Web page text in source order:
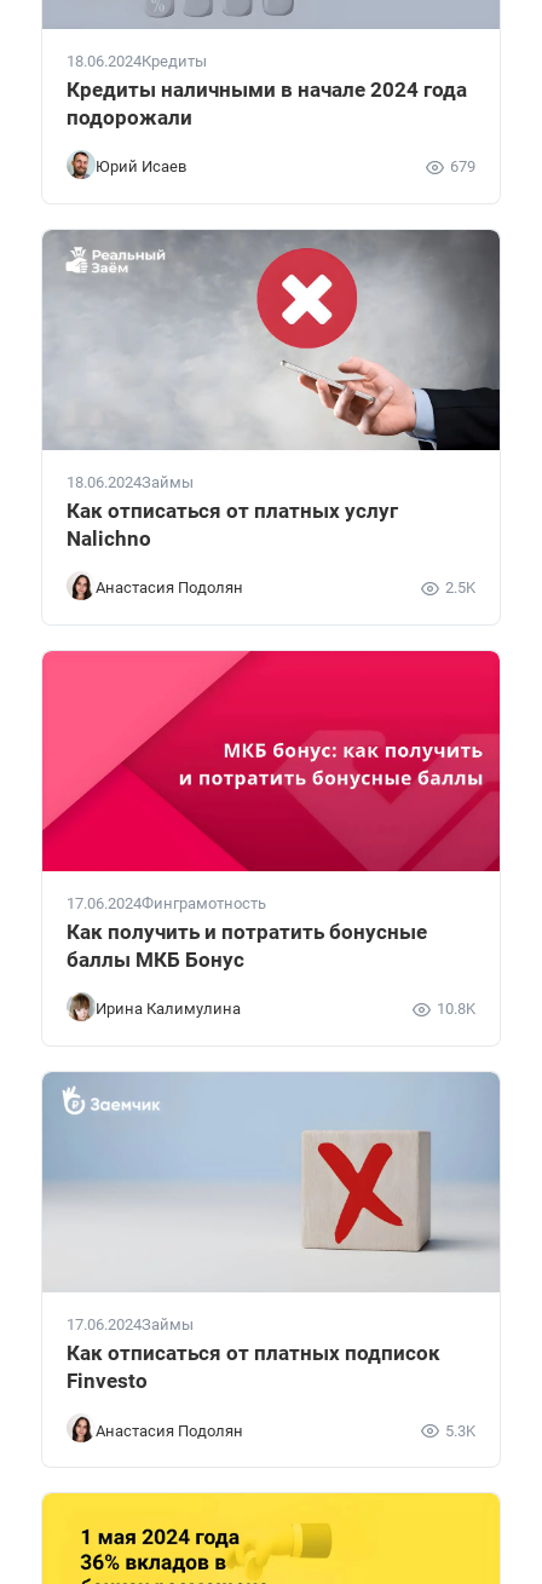
18.06.2024Кредиты
Кредиты наличными в начале 2024 года
подорожали
Юрий Исаев 679
18.06.2024Займы
Как отписаться от платных услуг
Nalichno
Анастасия Подолян 2.5K
17.06.2024Финграмотность
Как получить и потратить бонусные
баллы МКБ Бонус
Ирина Калимулина 10.8K
17.06.2024Займы
Как отписаться от платных подписок
Finvesto
Анастасия Подолян 5.3K